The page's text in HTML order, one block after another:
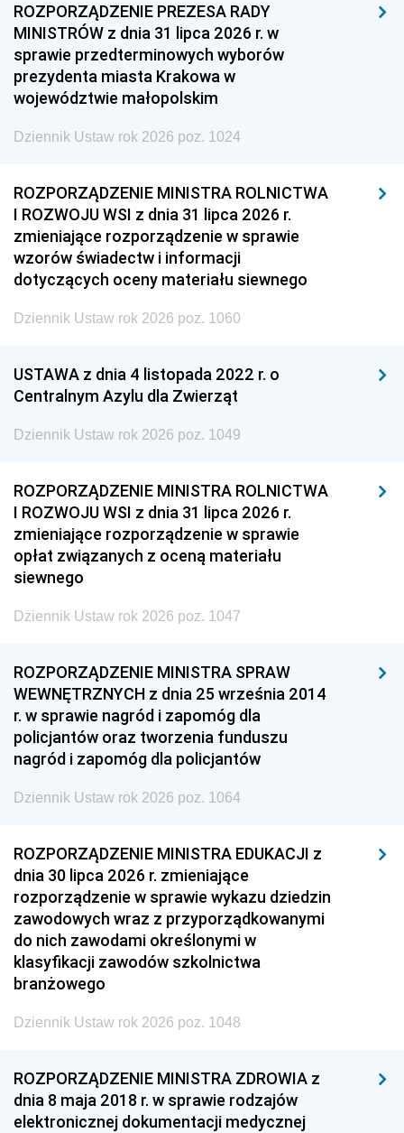
ROZPORZĄDZENIE PREZESA RADY
MINISTRÓW z dnia 31 lipca 2026 r. w
sprawie przedterminowych wyborów
prezydenta miasta Krakowa w
województwie małopolskim
Dziennik Ustaw rok 2026 poz. 1024
ROZPORZĄDZENIE MINISTRA ROLNICTWA
I ROZWOJU WSI z dnia 31 lipca 2026 r.
zmieniające rozporządzenie w sprawie
wzorów świadectw i informacji
dotyczących oceny materiału siewnego
Dziennik Ustaw rok 2026 poz. 1060
USTAWA z dnia 4 listopada 2022 r. o
Centralnym Azylu dla Zwierząt
Dziennik Ustaw rok 2026 poz. 1049
ROZPORZĄDZENIE MINISTRA ROLNICTWA
I ROZWOJU WSI z dnia 31 lipca 2026 r.
zmieniające rozporządzenie w sprawie
opłat związanych z oceną materiału
siewnego
Dziennik Ustaw rok 2026 poz. 1047
ROZPORZĄDZENIE MINISTRA SPRAW
WEWNĘTRZNYCH z dnia 25 września 2014
r. w sprawie nagród i zapomóg dla
policjantów oraz tworzenia funduszu
nagród i zapomóg dla policjantów
Dziennik Ustaw rok 2026 poz. 1064
ROZPORZĄDZENIE MINISTRA EDUKACJI z
dnia 30 lipca 2026 r. zmieniające
rozporządzenie w sprawie wykazu dziedzin
zawodowych wraz z przyporządkowanymi
do nich zawodami określonymi w
klasyfikacji zawodów szkolnictwa
branżowego
Dziennik Ustaw rok 2026 poz. 1048
ROZPORZĄDZENIE MINISTRA ZDROWIA z
dnia 8 maja 2018 r. w sprawie rodzajów
elektronicznej dokumentacji medycznej